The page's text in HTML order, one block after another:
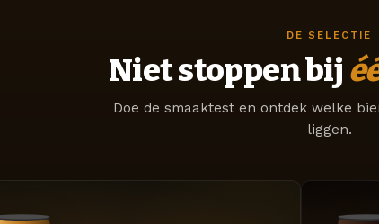
DE SELECTIE
Niet stoppen bij
Doe de smaaktest en ontdek welke
liggen.